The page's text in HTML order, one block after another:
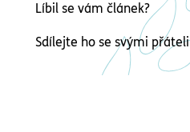
Líbil se vám článek?
Sdílejte ho se svými přáteli